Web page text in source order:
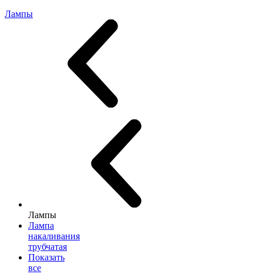
Лампы
Лампы
Лампа
накаливания
трубчатая
Показать
все